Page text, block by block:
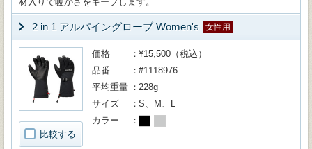
2 in 1 アルパイングローブ Women's 女性用
比較する
価格
¥15,500（税込）
品番
#1118976
平均重量
228g
サイズ
S、M、L
カラー